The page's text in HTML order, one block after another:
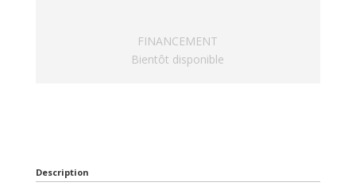
FINANCEMENT
Bientôt disponible
Description